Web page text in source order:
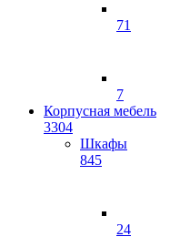
71
7
Корпусная мебель
3304
Шкафы
845
24